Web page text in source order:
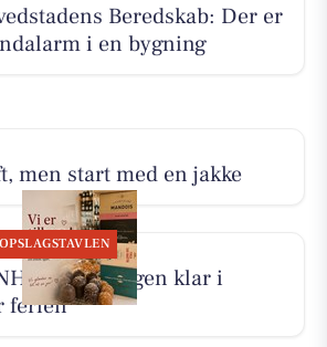
Beredskab: Der er
i en bygning
men start med en jakke
OPSLAGSTAVLEN
ApS er igen klar i
ferien